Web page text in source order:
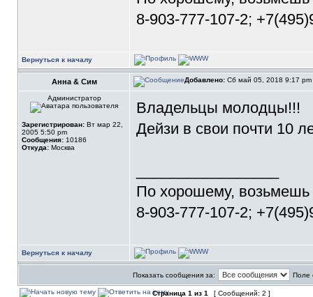
8-903-777-107-2;
Вернуться к началу
Анна & Сим Добавлено: Сб май 05, 2018 9:17 pm
Администратор
Зарегистрирован: Вт мар 22,
2005 5:50 pm
Сообщения: 10186
Откуда: Москва
Владельцы молодцы!!!
Дейзи в свои почти 10
По хорошему,
8-903-777-107-2;
Вернуться к началу
Показать сообщения за: Поле
Страница 1 из 1 [ Сообщений: 2 ]